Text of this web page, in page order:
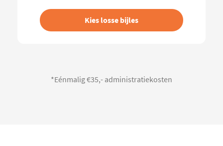
Kies losse bijles
*Eénmalig €35,- administratiekosten